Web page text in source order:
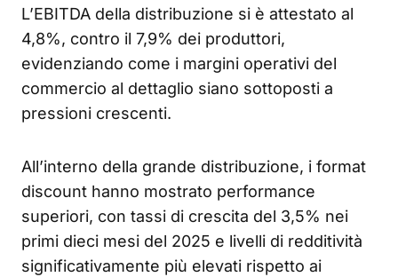
L’EBITDA della distribuzione si è attestato al
4,8%, contro il 7,9% dei produttori,
evidenziando come i margini operativi del
commercio al dettaglio siano sottoposti a
pressioni crescenti.
All’interno della grande distribuzione, i format
discount hanno mostrato performance
superiori, con tassi di crescita del 3,5% nei
primi dieci mesi del 2025 e livelli di redditività
significativamente più elevati rispetto ai